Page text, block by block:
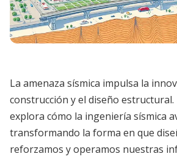
La amenaza sísmica impulsa la
construcción y el diseño estructural.
explora cómo la ingeniería sísmica
transformando la forma en que
reforzamos y operamos nuestras